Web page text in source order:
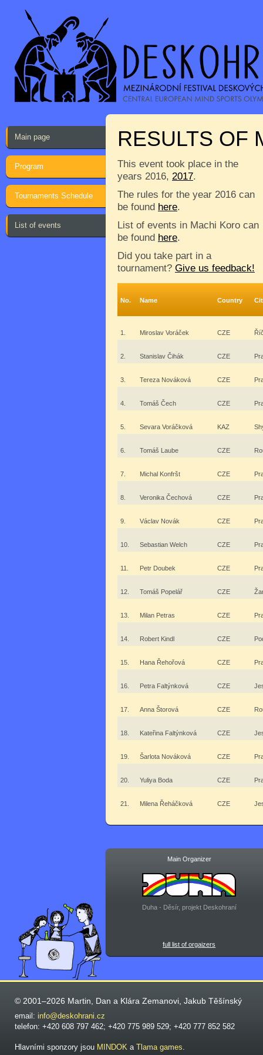
Main page
Program
Tournaments Schedule
List of events
RESULTS OF
This event took place in the
years 2016, 2017.
The rules for the year 2016 can
be found here.
List of events in Machi Koro can
be found here.
Did you take part in a
tournament? Give us feedback!
No. Name Country
1. Miroslav Voráček CZE
2. Stanislav Čihák CZE
3. Tereza Nováková CZE
4. Tomáš Čech CZE
5. Sevara Voráčková KAZ
6. Tomáš Laube CZE
7. Michal Konfršt CZE
8. Veronika Čechová CZE
9. Václav Novák CZE
10. Sebastian Welch CZE
11. Petr Doubek CZE
12. Tomáš Popelář CZE
13. Milan Petras CZE
14. Robert Kindl CZE
15. Hana Řehořová CZE
16. Petra Faltýnková CZE
17. Anna Štorová CZE
18. Kateřina Faltýnková CZE
19. Šarlota Nováková CZE
20. Yuliya Boda CZE
21. Milena Řeháčková CZE
Main Organizer
Duha - Děsír, projekt Deskohraní
full list of orgaizers
© 2001–2026 Martin, Dan a Klára Zemanovi, Jakub Těšínský
email: info@deskohrani.cz
telefon: +420 608 797 462; +420 775 989 529; +420 777 852 582
Hlavními sponzory jsou MINDOK a Tlama games.